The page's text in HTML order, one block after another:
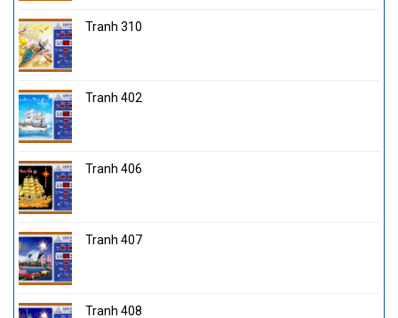
Tranh 310
Tranh 402
Tranh 406
Tranh 407
Tranh 408